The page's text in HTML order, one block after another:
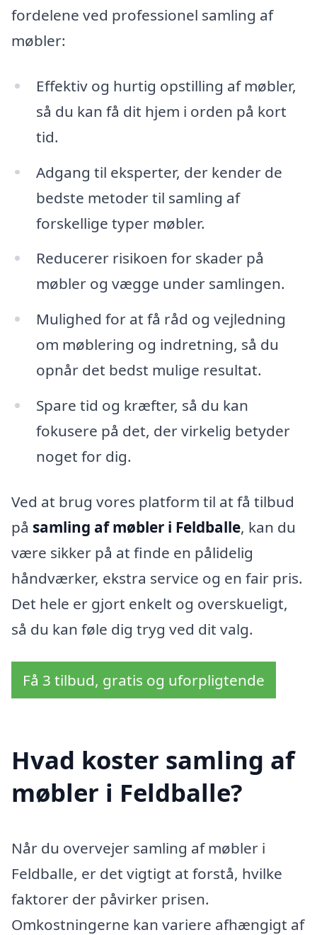
fordelene ved professionel samling af
møbler:
Effektiv og hurtig opstilling af møbler,
så du kan få dit hjem i orden på kort
tid.
Adgang til eksperter, der kender de
bedste metoder til samling af
forskellige typer møbler.
Reducerer risikoen for skader på
møbler og vægge under samlingen.
Mulighed for at få råd og vejledning
om møblering og indretning, så du
opnår det bedst mulige resultat.
Spare tid og kræfter, så du kan
fokusere på det, der virkelig betyder
noget for dig.
Ved at brug vores platform til at få tilbud
på samling af møbler i Feldballe, kan du
være sikker på at finde en pålidelig
håndværker, ekstra service og en fair pris.
Det hele er gjort enkelt og overskueligt,
så du kan føle dig tryg ved dit valg.
Få 3 tilbud, gratis og uforpligtende
Hvad koster samling af
møbler i Feldballe?
Når du overvejer samling af møbler i
Feldballe, er det vigtigt at forstå, hvilke
faktorer der påvirker prisen.
Omkostningerne kan variere afhængigt af